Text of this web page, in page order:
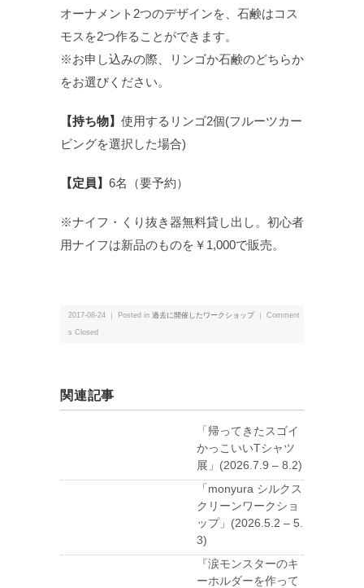
オーナメント2つのデザインを、石鹸はコス
モスを2つ作ることができます。
※お申し込みの際、リンゴか石鹸のどちらか
をお選びください。
【持ち物】 使用するリンゴ2個(フルーツカー
ビングを選択した場合)
【定員】 6名（要予約）
※ナイフ・くり抜き器無料貸し出し。初心者
用ナイフは新品のものを￥1,000で販売。
2017-08-24 ｜ Posted in 過去に開催したワークショップ Comment
s Closed
関連記事
「帰ってきたスゴイ
かっこいいTシャツ
展」(2026.7.9 – 8.2)
「monyura シルクス
クリーンワークショ
ップ」(2026.5.2 – 5.
3)
『涙モンスターのキ
ーホルダーを作って